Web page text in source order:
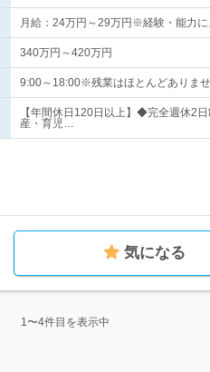
月給：24万円～29万円※経験・能力に
340万円～420万円
9:00～18:00※残業はほとんどありませ
【年間休日120日以上】◆完全週休
産・育児…
気になる
1〜4件目を表示中